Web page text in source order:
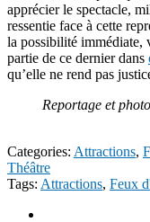
apprécier le spectacle,
ressentie face à cette
la possibilité immédiate,
partie de ce dernier dans
qu’elle ne rend pas
Reportage et
Categories: Attractions,
Théâtre
Tags: Attractions, Feux